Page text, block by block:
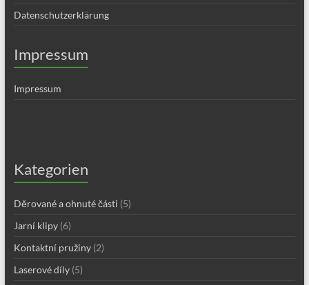
Datenschutzerklärung
Impressum
Impressum
Kategorien
Děrované a ohnuté části (5)
Jarní klipy(6)
Kontaktní pružiny(2)
Laserové díly(5)